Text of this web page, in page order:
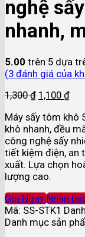
nghệ
nhanh,
5.00 trên 5 dựa
(3 đánh giá của
1,300₫ 1,100 ₫
Máy sấy tôm khô
khô nhanh, đều
công nghệ sấy
tiết kiệm điện, an
xuất. Lựa chọn
lượng cao.
Gọi Ngay Nhận
Mã: SS-STK1
Danh mục sản